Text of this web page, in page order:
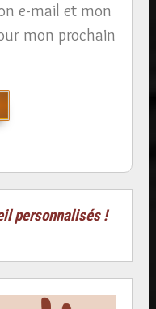
e-mail et mon
mon prochain
personnalisés !